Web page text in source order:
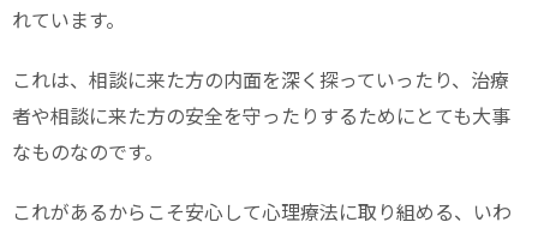
れています。
これは、相談に来た方の内面を深く探っていったり、治療
者や相談に来た方の安全を守ったりするためにとても大事
なものなのです。
これがあるからこそ安心して心理療法に取り組める、いわ